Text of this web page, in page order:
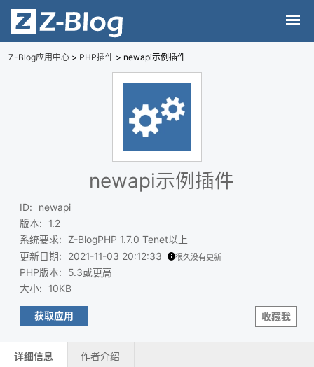
Z-Blog应用中心 > PHP插件 > newapi示例插件
newapi示例插件
ID:
newapi
版本:
1.2
系统要求:
Z-BlogPHP 1.7.0 Tenet以上
更新日期: 2021-11-03 20:12:33 很久没有更新
PHP版本: 5.3或更高
大小: 10KB
收藏我
获取应用
详细信息 作者介绍